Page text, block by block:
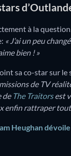
à la
« J’ai un peu
bien ! »
sa co-star sur le
de TV
de The Traitorsest
enfin rattraper
Heughan